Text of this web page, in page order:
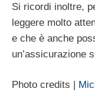
Si ricordi inoltre,
leggere molto
e che è anche
un’assicurazione
Photo credits |